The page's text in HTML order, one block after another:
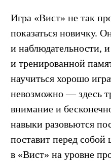
Игра «Вист» не так
показаться новичку.
и наблюдательности,
и тренированной
научиться хорошо
невозможно — здесь
внимание и
навыки разовьются
поставит перед собой
в «Вист» на уровне